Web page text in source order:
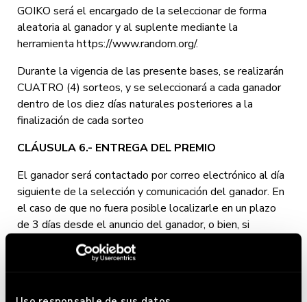
GOIKO será el encargado de la seleccionar de forma
aleatoria al ganador y al suplente mediante la
herramienta https://www.random.org/.
Durante la vigencia de las presente bases, se realizarán
CUATRO (4) sorteos, y se seleccionará a cada ganador
dentro de los diez días naturales posteriores a la
finalización de cada sorteo
CLÁUSULA 6.- ENTREGA DEL PREMIO
El ganador será contactado por correo electrónico al día
siguiente de la selección y comunicación del ganador. En
el caso de que no fuera posible localizarle en un plazo
de 3 días desde el anuncio del ganador, o bien, si
rechazase el premio expresamente por cualquier causa,
se contactará con el suplente y se seguirá el mismo